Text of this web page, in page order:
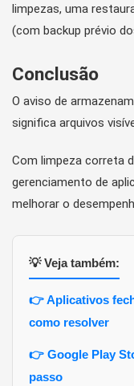
limpezas, uma
(com backup prévio
Conclusão
O aviso de
significa arquivos
Com limpeza correta
gerenciamento de
melhorar o
💡 Veja também:
👉 Aplicativos
como resolver
👉 Google Play
passo